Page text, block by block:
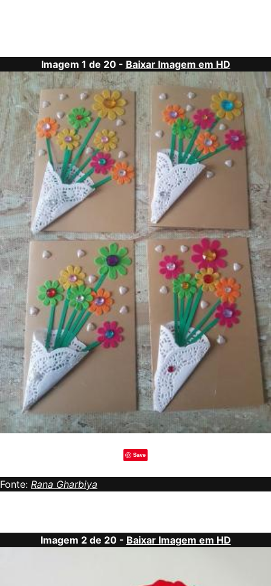
Imagem 1 de 20 - Baixar Imagem em HD
Save
Fonte: Rana Gharbiya
Imagem 2 de 20 - Baixar Imagem em HD